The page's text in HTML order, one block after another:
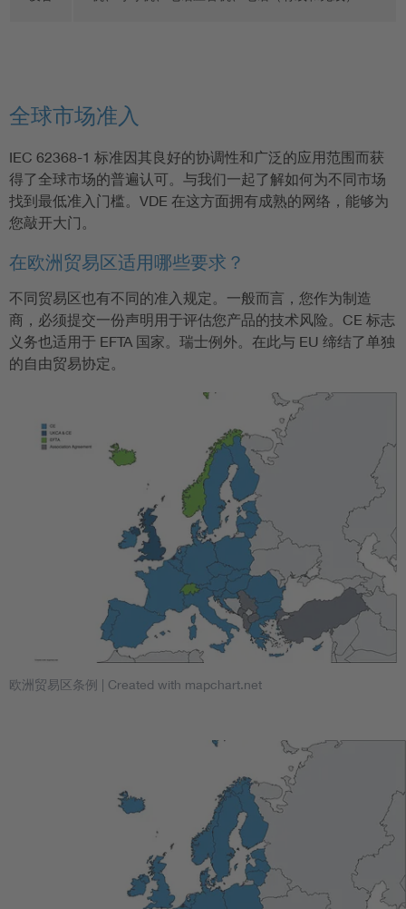
全球市场准入
IEC 62368-1 标准因其良好的协调性和广泛的应用范围而获
得了全球市场的普遍认可。与我们一起了解如何为不同市场
找到最低准入门槛。VDE 在这方面拥有成熟的网络，能够为
您敲开大门。
在欧洲贸易区适用哪些要求？
不同贸易区也有不同的准入规定。一般而言，您作为制造
商，必须提交一份声明用于评估您产品的技术风险。CE 标志
义务也适用于 EFTA 国家。瑞士例外。在此与 EU 缔结了单独
的自由贸易协定。
欧洲贸易区条例 | Created with mapchart.net